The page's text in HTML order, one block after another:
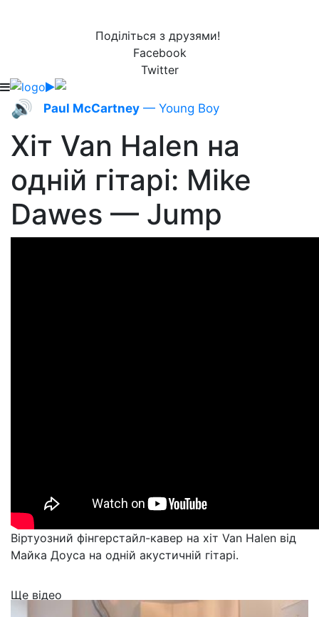
Поділіться з друзями!
Facebook
Twitter
🔊 Paul McCartney — Young Boy
Хіт Van Halen на
одній гітарі: Mike
Dawes — Jump
Віртуозний фінгерстайл-кавер на хіт Van Halen від
Майка Доуса на одній акустичній гітарі.
Ще відео